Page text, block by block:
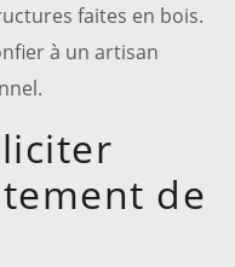
faites en bois.
à un artisan
de